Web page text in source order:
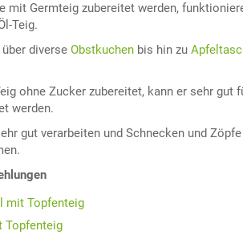
mit Germteig zubereitet werden,
Teig.
über diverse Obstkuchen bis hin zu
ohne Zucker zubereitet, kann er sehr gut
werden.
gut verarbeiten und Schnecken und
mit Topfenteig
Topfenteig